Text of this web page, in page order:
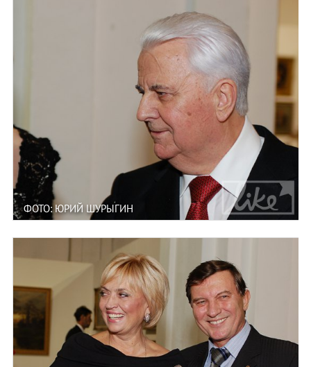
ФОТО: ЮРИЙ ШУРЫГИН